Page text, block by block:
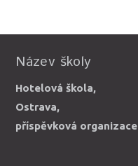
Název školy
Hotelová škola,
Ostrava,
příspěvková organizace